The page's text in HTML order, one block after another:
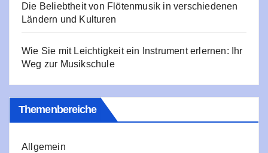
Die Beliebtheit von Flötenmusik in verschiedenen
Ländern und Kulturen
Wie Sie mit Leichtigkeit ein Instrument erlernen: Ihr
Weg zur Musikschule
Themenbereiche
Allgemein